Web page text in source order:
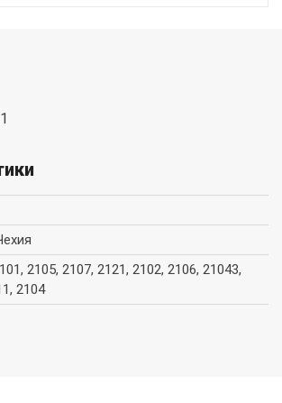
2105, 2107, 2121, 2102, 2106, 21043,
2104